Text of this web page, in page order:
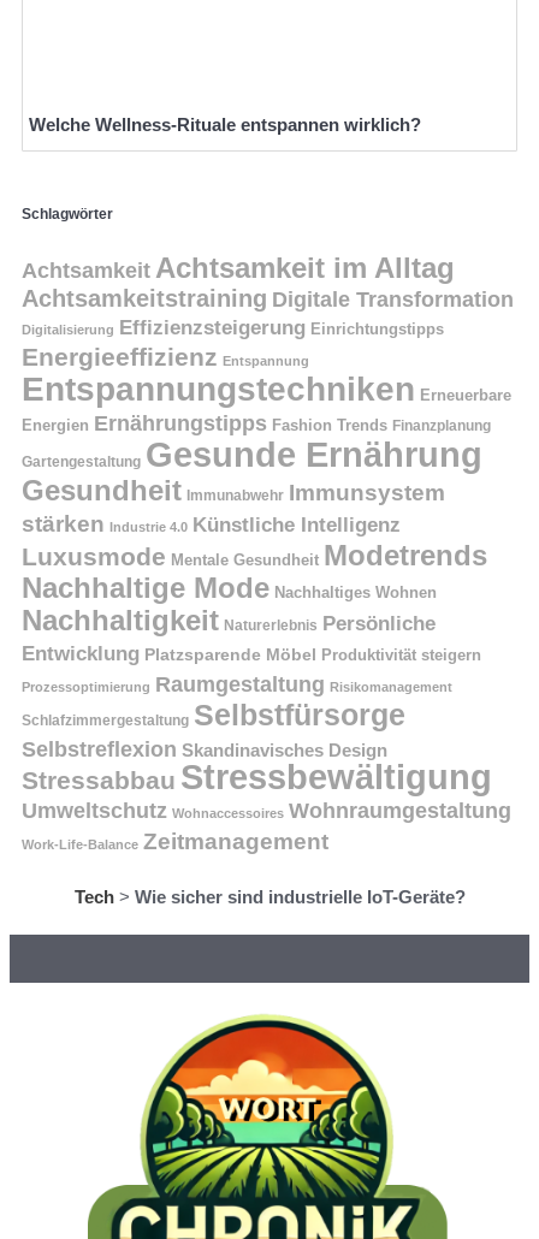
Welche Wellness-Rituale entspannen wirklich?
Schlagwörter
Achtsamkeit Achtsamkeit im Alltag
Achtsamkeitstraining Digitale Transformation
Digitalisierung Effizienzsteigerung Einrichtungstipps
Energieeffizienz Entspannung
Entspannungstechniken Erneuerbare
Energien Ernährungstipps Fashion Trends Finanzplanung
Gartengestaltung Gesunde Ernährung
Gesundheit Immunabwehr Immunsystem
stärken Industrie 4.0 Künstliche Intelligenz
Luxusmode Mentale Gesundheit Modetrends
Nachhaltige Mode Nachhaltiges Wohnen
Nachhaltigkeit Naturerlebnis Persönliche
Entwicklung Platzsparende Möbel Produktivität steigern
Prozessoptimierung Raumgestaltung Risikomanagement
Schlafzimmergestaltung Selbstfürsorge
Selbstreflexion Skandinavisches Design
Stressabbau Stressbewältigung
Umweltschutz Wohnaccessoires Wohnraumgestaltung
Work-Life-Balance Zeitmanagement
Tech> Wie sicher sind industrielle IoT-Geräte?